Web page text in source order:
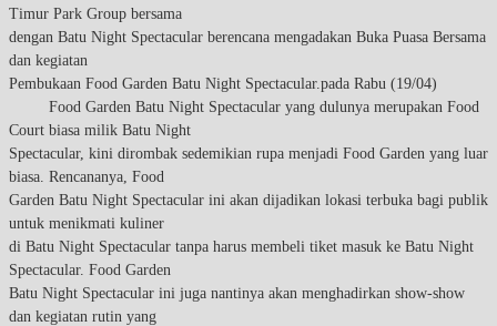
Timur Park Group bersama
dengan Batu Night Spectacular berencana mengadakan Buka Puasa Bersama
dan kegiatan
Pembukaan Food Garden Batu Night Spectacular.pada Rabu (19/04)
Food Garden Batu Night Spectacular yang dulunya merupakan Food
Court biasa milik Batu Night
Spectacular, kini dirombak sedemikian rupa menjadi Food Garden yang luar
biasa. Rencananya, Food
Garden Batu Night Spectacular ini akan dijadikan lokasi terbuka bagi publik
untuk menikmati kuliner
di Batu Night Spectacular tanpa harus membeli tiket masuk ke Batu Night
Spectacular. Food Garden
Batu Night Spectacular ini juga nantinya akan menghadirkan show-show
dan kegiatan rutin yang